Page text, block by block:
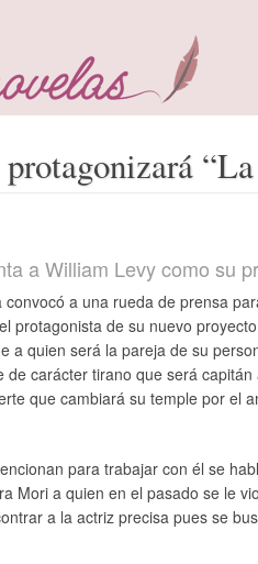
“La
a William Levy como su
a una rueda de prensa
protagonista de su nuevo
a quien será la pareja de su
de carácter tirano que será
que cambiará su temple por el
para trabajar con él se
Mori a quien en el pasado se le
a la actriz precisa pues se